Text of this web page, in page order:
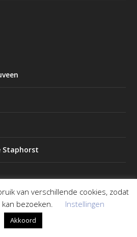
Staphorst
van verschillende cookies, zodat
bezoeken.
Instellingen
Akkoord